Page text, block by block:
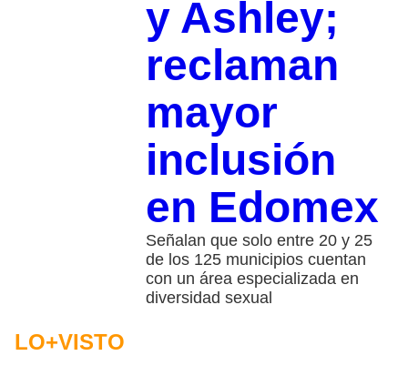
y Ashley;
reclaman
mayor
inclusión
en Edomex
Señalan que solo entre 20 y 25
de los 125 municipios cuentan
con un área especializada en
diversidad sexual
LO+VISTO